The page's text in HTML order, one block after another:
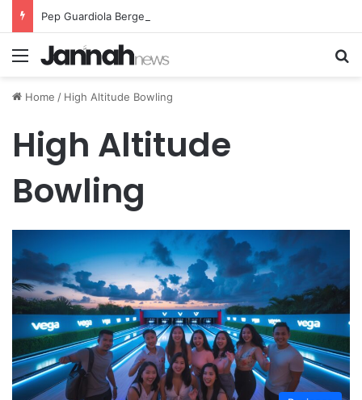
Menu
Home / High Altitude Bowling
High Altitude
Bowling